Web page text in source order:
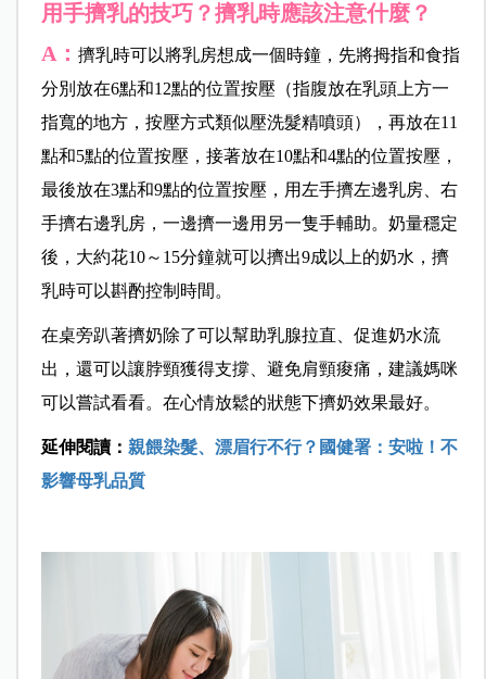
用手擠乳的技巧？擠乳時應該注意什麼？
A： 擠乳時可以將乳房想成一個時鐘，先將拇指和食指
分別放在6點和12點的位置按壓（指腹放在乳頭上方一
指寬的地方，按壓方式類似壓洗髮精噴頭），再放在11
點和5點的位置按壓，接著放在10點和4點的位置按壓，
最後放在3點和9點的位置按壓，用左手擠左邊乳房、右
手擠右邊乳房，一邊擠一邊用另一隻手輔助。奶量穩定
後，大約花10～15分鐘就可以擠出9成以上的奶水，擠
乳時可以斟酌控制時間。
在桌旁趴著擠奶除了可以幫助乳腺拉直、促進奶水流
出，還可以讓脖頸獲得支撐、避免肩頸痠痛，建議媽咪
可以嘗試看看。在心情放鬆的狀態下擠奶效果最好。
延伸閱讀： 親餵染髮、漂眉行不行？國健署：安啦！不
影響母乳品質